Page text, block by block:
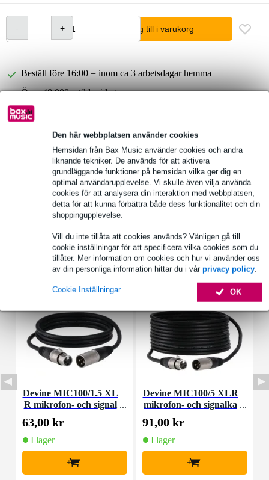
Den här webbplatsen använder cookies
Hemsidan från Bax Music använder cookies och andra
liknande tekniker. De används för att aktivera
grundläggande funktioner på hemsidan vilka ger dig en
optimal användarupplevelse. Vi skulle även vilja använda
cookies för att analysera din interaktion med webbplatsen,
detta för att kunna förbättra både dess funktionalitet och din
shoppingupplevelse.
Vill du inte tillåta att cookies används? Vänligen gå till
cookie inställningar för att specificera vilka cookies som du
tillåter. Mer information om cookies och hur vi använder oss
av din personliga information hittar du i vår privacy policy.
OK
Cookie Inställningar
lägg till i varukorg
Beställ före 16:00 = inom ca 3 arbetsdagar hemma
Över 48 000 artiklar i lager
1 250 ledande varumärken
Produktinformation
DAP COM-BTX
utgångar: 3,5 mm TRS stereojack, 3-polig mono XLR
frekvensomfång: 20 Hz till 20 kHz
Tillbehör (14)
Devine MIC100/1.5 XL
R mikrofon- och signal
kabel 1,5 meter
63,00 kr
I lager
+
Devine MIC100/5 XLR
mikrofon- och signalka
bel 5 meter
91,00 kr
I lager
+